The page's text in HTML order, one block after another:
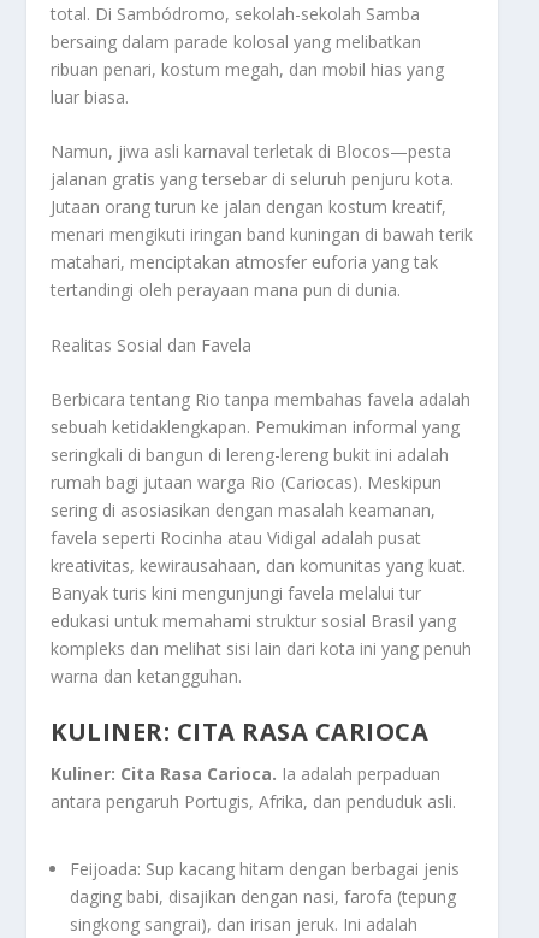
total. Di Sambódromo, sekolah-sekolah Samba
bersaing dalam parade kolosal yang melibatkan
ribuan penari, kostum megah, dan mobil hias yang
luar biasa.
Namun, jiwa asli karnaval terletak di Blocos—pesta
jalanan gratis yang tersebar di seluruh penjuru kota.
Jutaan orang turun ke jalan dengan kostum kreatif,
menari mengikuti iringan band kuningan di bawah terik
matahari, menciptakan atmosfer euforia yang tak
tertandingi oleh perayaan mana pun di dunia.
Realitas Sosial dan Favela
Berbicara tentang Rio tanpa membahas favela adalah
sebuah ketidaklengkapan. Pemukiman informal yang
seringkali di bangun di lereng-lereng bukit ini adalah
rumah bagi jutaan warga Rio (Cariocas). Meskipun
sering di asosiasikan dengan masalah keamanan,
favela seperti Rocinha atau Vidigal adalah pusat
kreativitas, kewirausahaan, dan komunitas yang kuat.
Banyak turis kini mengunjungi favela melalui tur
edukasi untuk memahami struktur sosial Brasil yang
kompleks dan melihat sisi lain dari kota ini yang penuh
warna dan ketangguhan.
KULINER: CITA RASA CARIOCA
Kuliner: Cita Rasa Carioca. Ia adalah perpaduan
antara pengaruh Portugis, Afrika, dan penduduk asli.
Feijoada: Sup kacang hitam dengan berbagai jenis
daging babi, disajikan dengan nasi, farofa (tepung
singkong sangrai), dan irisan jeruk. Ini adalah